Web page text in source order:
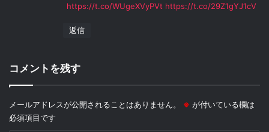
https://t.co/WUgeXVyPVt https://t.co/29Z1gYJ1cV
返信
コメントを残す
メールアドレスが公開されることはありません。 ※ が付いている欄は
必須項目です